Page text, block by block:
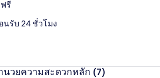
รี
นรับ 24 ชั่วโมง
นวยความสะดวกหลัก (7)